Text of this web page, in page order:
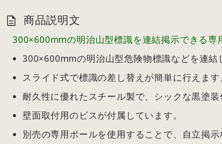
商品説明文
300×600mmの明治山型標識を連結掲示できる専
300×600mmの明治山型危険物標識などを連結
スライド式で標識の差し替えが簡単に行えます
耐久性に優れたスチール製で、シックな黒塗装
壁面取付用のビスが付属しています。
別売の専用ポールを使用することで、自立掲示